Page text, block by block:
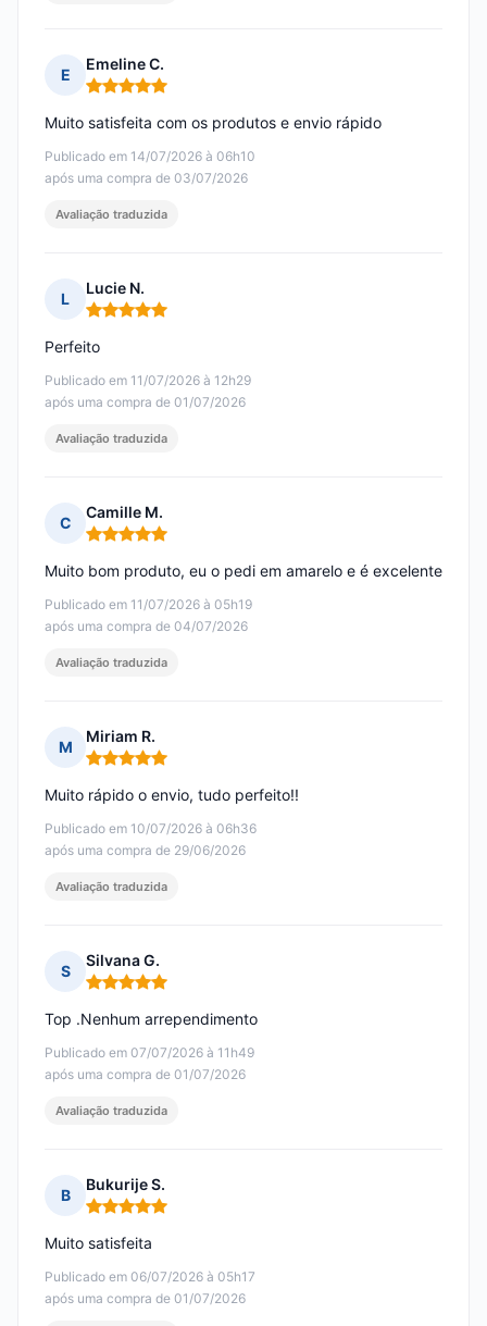
E
Emeline C.
Nota: 5 em 5
Publicado em 14/07/2026 à 06h10
após uma compra de 03/07/2026
Muito satisfeita com os produtos e envio rápido
Avaliação traduzida
L
Lucie N.
Nota: 5 em 5
Publicado em 11/07/2026 à 12h29
após uma compra de 01/07/2026
Perfeito
Avaliação traduzida
C
Camille M.
Nota: 5 em 5
Publicado em 11/07/2026 à 05h19
após uma compra de 04/07/2026
Muito bom produto, eu o pedi em amarelo e é excelente
Avaliação traduzida
M
Miriam R.
Nota: 5 em 5
Publicado em 10/07/2026 à 06h36
após uma compra de 29/06/2026
Muito rápido o envio, tudo perfeito!!
Avaliação traduzida
S
Silvana G.
Nota: 5 em 5
Publicado em 07/07/2026 à 11h49
após uma compra de 01/07/2026
Top .Nenhum arrependimento
Avaliação traduzida
B
Bukurije S.
Nota: 5 em 5
Publicado em 06/07/2026 à 05h17
após uma compra de 01/07/2026
Muito satisfeita